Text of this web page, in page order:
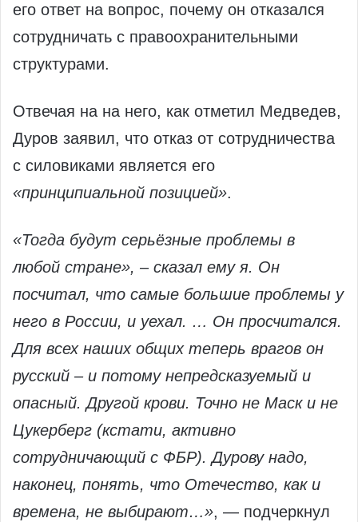
его ответ на вопрос, почему он отказался
сотрудничать с правоохранительными
структурами.
Отвечая на на него, как отметил Медведев,
Дуров заявил, что отказ от сотрудничества
с силовиками является его
«принципиальной позицией».
«Тогда будут серьёзные проблемы в
любой стране», – сказал ему я. Он
посчитал, что самые большие проблемы у
него в России, и уехал. … Он просчитался.
Для всех наших общих теперь врагов он
русский – и потому непредсказуемый и
опасный. Другой крови. Точно не Маск и не
Цукерберг (кстати, активно
сотрудничающий с ФБР). Дурову надо,
наконец, понять, что Отечество, как и
времена, не выбирают…», — подчеркнул